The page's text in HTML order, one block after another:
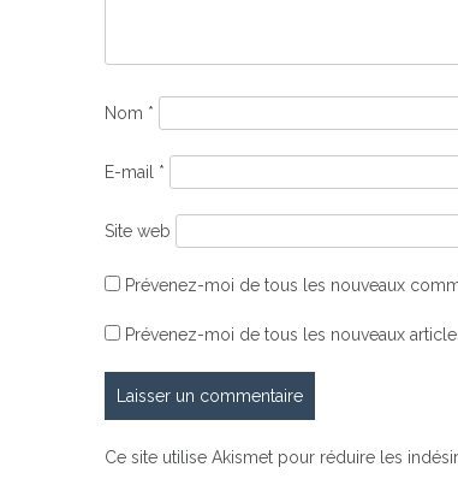
Nom *
E-mail *
Site web
Prévenez-moi de tous les nouveaux
Prévenez-moi de tous les nouveaux
Ce site utilise Akismet pour réduire les